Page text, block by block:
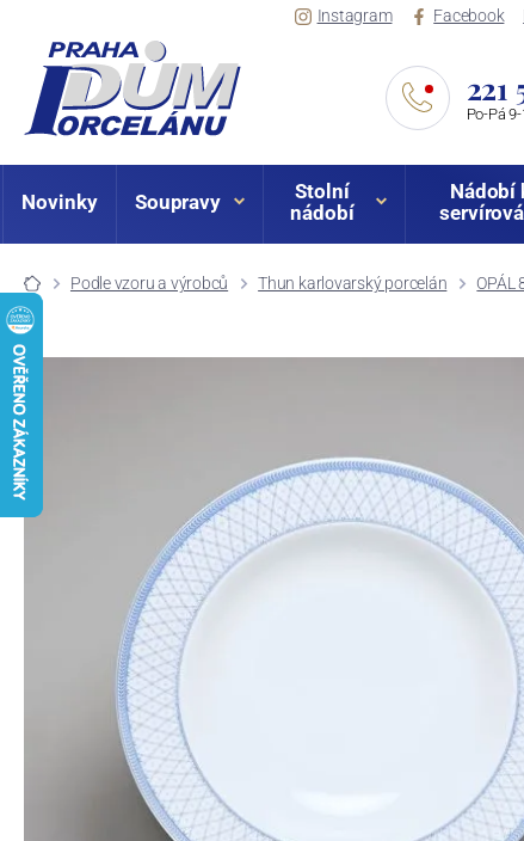
Instagram Facebook
221
Po-Pá
Novinky Soupravy
Stolní
nádobí
Nádobí
Podle vzoru a výrobců Thun karlovarský porcelán OPÁL